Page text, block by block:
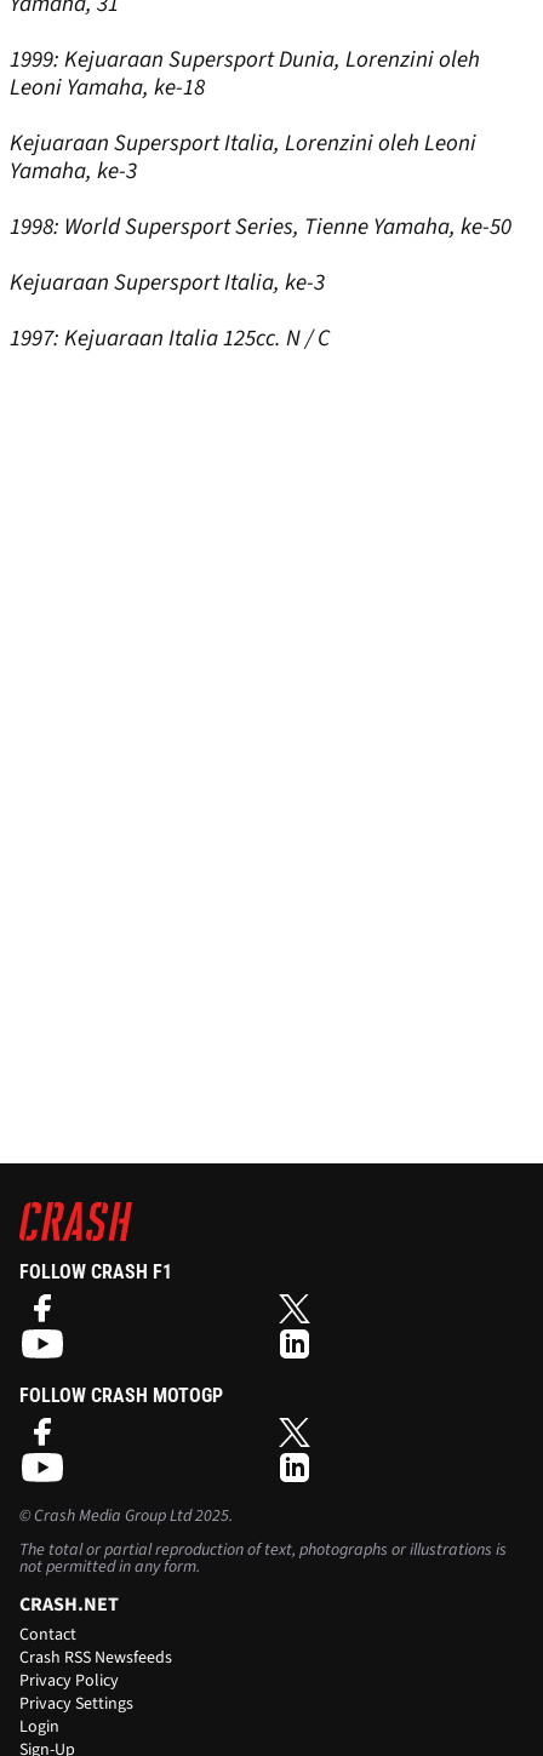
1999:Kejuaraan Supersport Dunia, Lorenzini oleh
Leoni Yamaha, ke-18
Kejuaraan Supersport Italia, Lorenzini oleh Leoni
Yamaha, ke-3
1998: World Supersport Series, Tienne Yamaha, ke-50
Kejuaraan Supersport Italia, ke-3
1997:Kejuaraan Italia 125cc. N / C
FOLLOW CRASH F1
FOLLOW CRASH MOTOGP
©Crash Media Group Ltd2025.
The total or partial reproduction of text, photographs or illustrations is
not permitted in any form.
CRASH.NET
Contact
Crash RSS Newsfeeds
Privacy Policy
Privacy Settings
Login
Sign-Up